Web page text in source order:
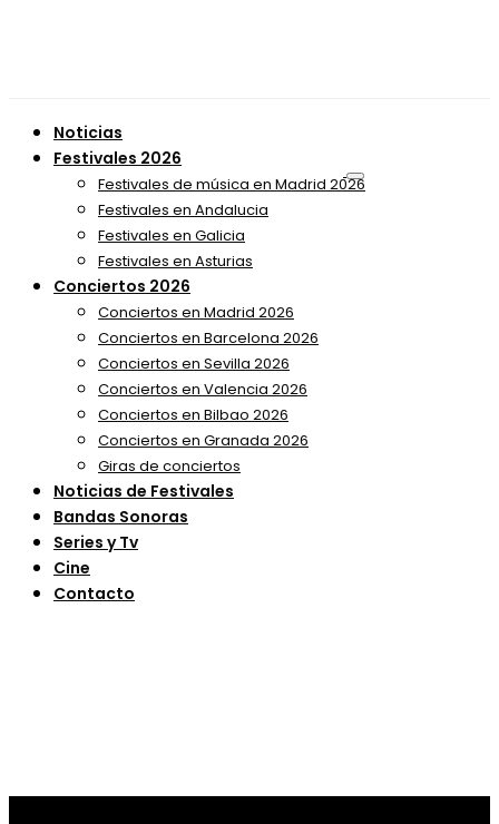
Noticias
Festivales 2026
Festivales de música en Madrid 2026
Festivales en Andalucia
Festivales en Galicia
Festivales en Asturias
Conciertos 2026
Conciertos en Madrid 2026
Conciertos en Barcelona 2026
Conciertos en Sevilla 2026
Conciertos en Valencia 2026
Conciertos en Bilbao 2026
Conciertos en Granada 2026
Giras de conciertos
Noticias de Festivales
Bandas Sonoras
Series y Tv
Cine
Contacto